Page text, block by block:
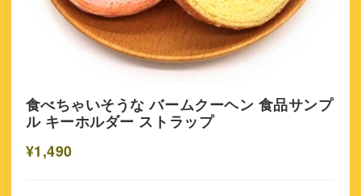
食べちゃいそうな バームクーヘン 食品サンプ
ル キーホルダー ストラップ
¥1,490